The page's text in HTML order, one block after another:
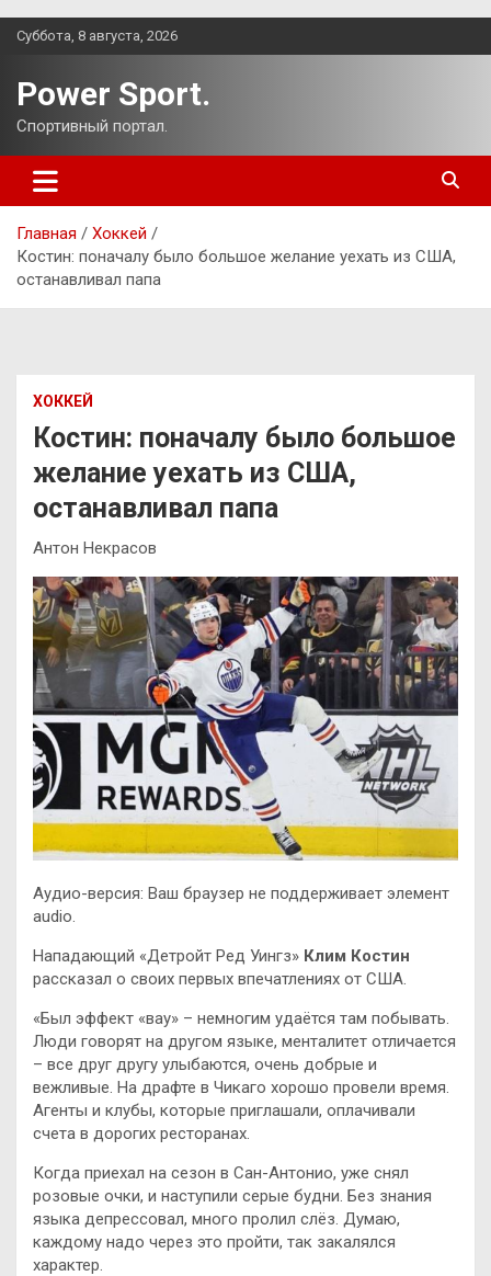
Перейти
Суббота, 8 августа, 2026
Power Sport.
Спортивный портал.
Главная
Хоккей
Костин: поначалу было большое желание уехать из США,
останавливал папа
ХОККЕЙ
Костин: поначалу было большое
желание уехать из США,
останавливал папа
Антон Некрасов
Аудио-версия: Ваш браузер не поддерживает элемент
audio.
Нападающий «Детройт Ред Уингз» Клим Костин
рассказал о своих первых впечатлениях от США.
«Был эффект «вау» – немногим удаётся там побывать.
Люди говорят на другом языке, менталитет отличается
– все друг другу улыбаются, очень добрые и
вежливые. На драфте в Чикаго хорошо провели время.
Агенты и клубы, которые приглашали, оплачивали
счета в дорогих ресторанах.
Когда приехал на сезон в Сан-Антонио, уже снял
розовые очки, и наступили серые будни. Без знания
языка депрессовал, много пролил слёз. Думаю,
каждому надо через это пройти, так закалялся
характер.